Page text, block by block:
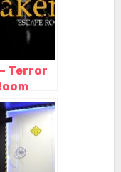
Terror
–